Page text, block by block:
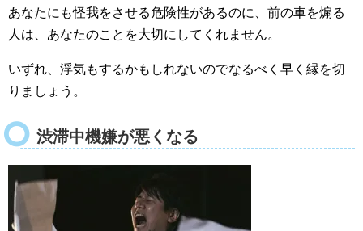
あなたにも怪我をさせる危険性があるのに、前の車を煽る
人は、あなたのことを大切にしてくれません。
いずれ、浮気もするかもしれないのでなるべく早く縁を切
りましょう。
渋滞中機嫌が悪くなる